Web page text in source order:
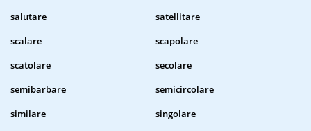
salutare
satellitare
scalare
scapolare
scatolare
secolare
semibarbare
semicircolare
similare
singolare